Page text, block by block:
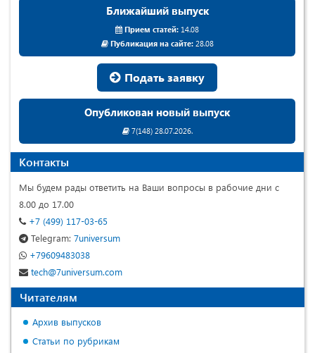
Ближайший выпуск
Прием статей: 14.08
Публикация на сайте:28.08
Подать заявку
Опубликован новый выпуск
7(148) 28.07.2026.
Контакты
Мы будем рады ответить на Ваши вопросы в рабочие дни с
8.00 до 17.00
+7 (499) 117-03-65
Telegram: 7universum
+79609483038
tech@7universum.com
Читателям
Архив выпусков
Статьи по рубрикам